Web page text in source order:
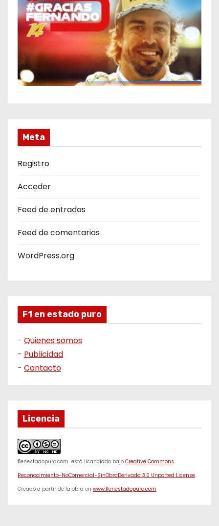
Meta
Registro
Acceder
Feed de entradas
Feed de comentarios
WordPress.org
F1 en estado puro
- Quienes somos
- Publicidad
- Contacto
Licencia
f1enestadopuro.com está licanciado bajo Creative Commons
Reconocimiento-NoComercial-SinObraDerivada 3.0 Unported License.
Creado a partir de la obra en www.f1enestadopuro.com